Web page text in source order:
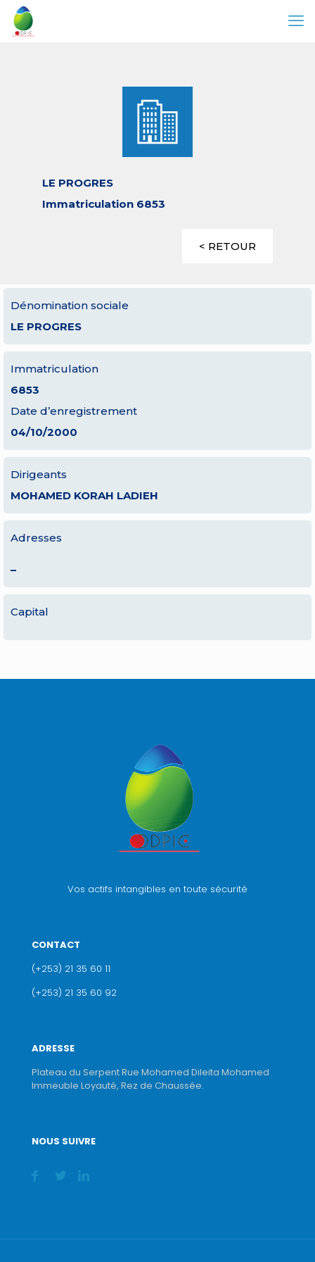
LE PROGRES
Immatriculation 6853
< RETOUR
Dénomination sociale
LE PROGRES
Immatriculation
6853
Date d’enregistrement
04/10/2000
Dirigeants
MOHAMED KORAH LADIEH
Adresses
–
Capital
Vos actifs intangibles en toute sécurité
CONTACT
(+253) 21 35 60 11
(+253) 21 35 60 92
ADRESSE
Plateau du Serpent Rue Mohamed Dileita Mohamed
Immeuble Loyauté, Rez de Chaussée.
NOUS SUIVRE